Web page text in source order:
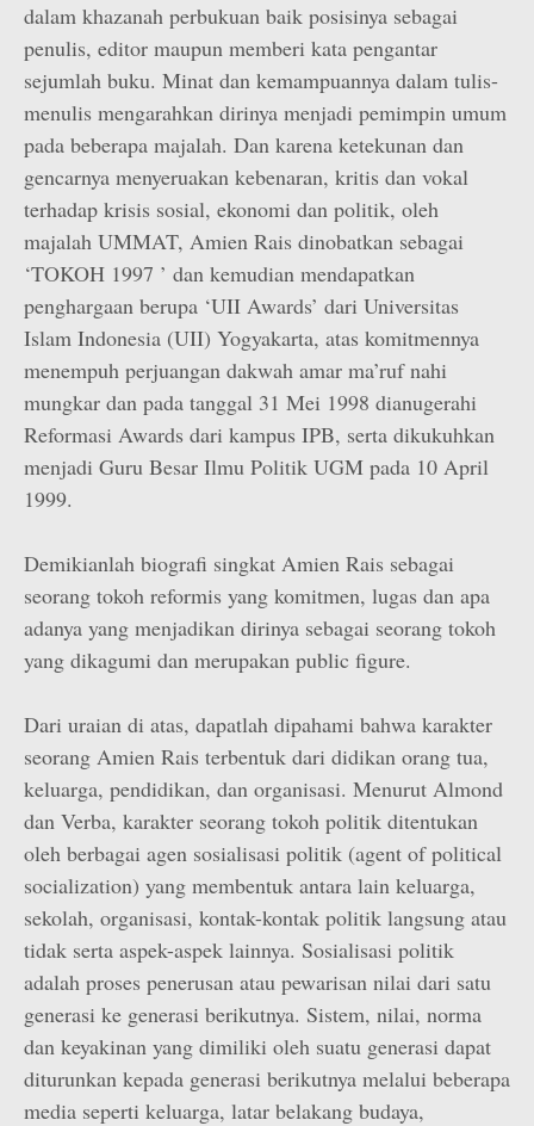
dalam khazanah perbukuan baik posisinya sebagai
penulis, editor maupun memberi kata pengantar
sejumlah buku. Minat dan kemampuannya dalam tulis-
menulis mengarahkan dirinya menjadi pemimpin umum
pada beberapa majalah. Dan karena ketekunan dan
gencarnya menyeruakan kebenaran, kritis dan vokal
terhadap krisis sosial, ekonomi dan politik, oleh
majalah UMMAT, Amien Rais dinobatkan sebagai
‘TOKOH 1997 ’ dan kemudian mendapatkan
penghargaan berupa ‘UII Awards’ dari Universitas
Islam Indonesia (UII) Yogyakarta, atas komitmennya
menempuh perjuangan dakwah amar ma’ruf nahi
mungkar dan pada tanggal 31 Mei 1998 dianugerahi
Reformasi Awards dari kampus IPB, serta dikukuhkan
menjadi Guru Besar Ilmu Politik UGM pada 10 April
1999.
Demikianlah biografi singkat Amien Rais sebagai
seorang tokoh reformis yang komitmen, lugas dan apa
adanya yang menjadikan dirinya sebagai seorang tokoh
yang dikagumi dan merupakan public figure.
Dari uraian di atas, dapatlah dipahami bahwa karakter
seorang Amien Rais terbentuk dari didikan orang tua,
keluarga, pendidikan, dan organisasi. Menurut Almond
dan Verba, karakter seorang tokoh politik ditentukan
oleh berbagai agen sosialisasi politik (agent of political
socialization) yang membentuk antara lain keluarga,
sekolah, organisasi, kontak-kontak politik langsung atau
tidak serta aspek-aspek lainnya. Sosialisasi politik
adalah proses penerusan atau pewarisan nilai dari satu
generasi ke generasi berikutnya. Sistem, nilai, norma
dan keyakinan yang dimiliki oleh suatu generasi dapat
diturunkan kepada generasi berikutnya melalui beberapa
media seperti keluarga, latar belakang budaya,